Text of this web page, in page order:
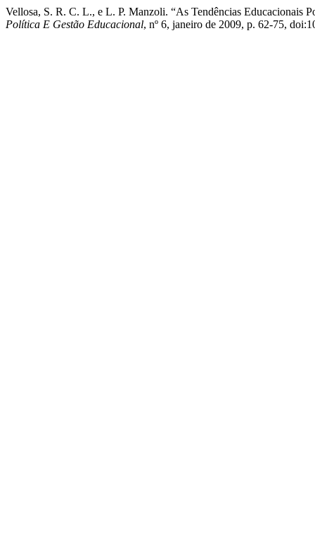
Vellosa, S. R. C. L., e L. P. Manzoli. “As Tendências Educacionais
Política E Gestão Educacional, nº 6, janeiro de 2009, p. 62-75,